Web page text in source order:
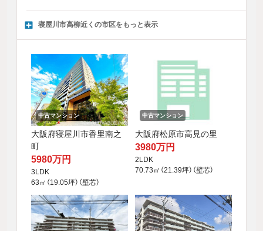
寝屋川市高柳近くの市区をもっと表示
中古マンション
大阪府寝屋川市香里南之
町
5980万円
3LDK
63㎡（19.05坪）（壁芯）
中古マンション
大阪府松原市高見の里
3980万円
2LDK
70.73㎡（21.39坪）（壁芯）